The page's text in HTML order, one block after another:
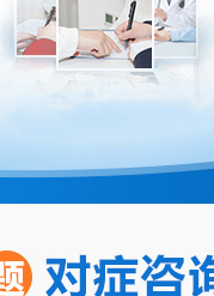
的症状，我可以给您
建议。
题……